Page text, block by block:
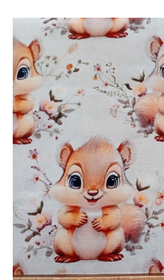
Tecidos